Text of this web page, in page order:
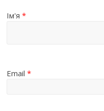
Ім'я*
Email*